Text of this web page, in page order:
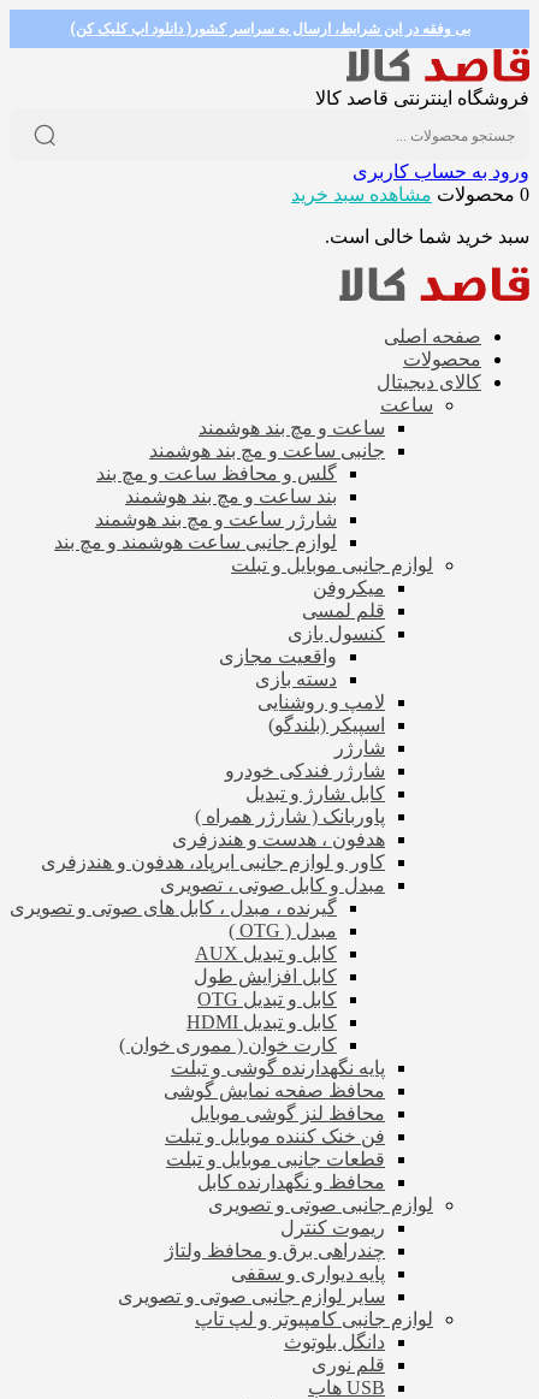
بی وفقه در این شرایط، ارسال به سراسر کشور( دانلود اپ کلیک کن)
فروشگاه اینترنتی قاصد کالا
ورود به حساب کاربری
0 محصولات
مشاهده سبد خرید
سبد خرید شما خالی است.
صفحه اصلی
محصولات
کالای دیجیتال
ساعت
ساعت و مچ بند هوشمند
جانبی ساعت و مچ بند هوشمند
گلس و محافظ ساعت و مچ بند
بند ساعت و مچ بند هوشمند
شارژر ساعت و مچ بند هوشمند
لوازم جانبی ساعت هوشمند و مچ بند
لوازم جانبی موبایل و تبلت
میکروفن
قلم لمسی
کنسول بازی
واقعیت مجازی
دسته بازی
لامپ و روشنایی
اسپیکر (بلندگو)
شارژر
شارژر فندکی خودرو
کابل شارژ و تبدیل
پاوربانک ( شارژر همراه )
هدفون ، هدست و هندزفری
کاور و لوازم جانبی ایرپاد، هدفون و هندزفری
مبدل و کابل صوتی ، تصویری
گیرنده ، مبدل ، کابل های صوتی و تصویری
مبدل ( OTG )
کابل و تبدیل AUX
کابل افزایش طول
کابل و تبدیل OTG
کابل و تبدیل HDMI
کارت خوان ( مموری خوان )
پایه نگهدارنده گوشی و تبلت
محافظ صفحه نمایش گوشی
محافظ لنز گوشی موبایل
فن خنک کننده موبایل و تبلت
قطعات جانبی موبایل و تبلت
محافظ و نگهدارنده کابل
لوازم جانبی صوتی و تصویری
ریموت کنترل
چندراهی برق و محافظ ولتاژ
پایه دیواری و سقفی
سایر لوازم جانبی صوتی و تصویری
لوازم جانبی کامپیوتر و لپ تاپ
دانگل بلوتوث
قلم نوری
USB هاب